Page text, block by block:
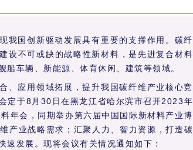
我国创新驱动发展具有重要的支撑作用。碳纤
设不可或缺的战略性新材料，是先进复合材料
车辆、新能源、体育休闲、建筑等领域。
、应用领域拓展，提升我国碳纤维产业核心竞
定于8月30日在黑龙江省哈尔滨市召开2023年
年会，同期举办第六届中国国际新材料产业博
产业战略需求；汇聚人力、智力资源，打造碳
发展。现将会议有关情况通知如下：